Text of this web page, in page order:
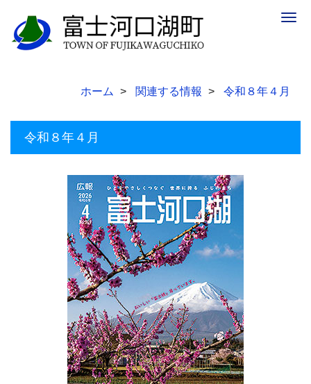
ホーム 関連する情報 令和８年４月
令和８年４月